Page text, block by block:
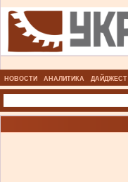
НОВОСТИ АНАЛИТИКА ДАЙДЖЕСТ